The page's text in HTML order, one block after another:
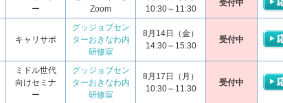
ー
Zoom
10:30～11:30
受付中
キャリサポ
グッジョブセン
ターおきなわ内
研修室
8月14日（金）
14:30～15:30
受付中
ミドル世代
向けセミナ
ー
グッジョブセン
ターおきなわ内
研修室
8月17日（月）
10:30～11:30
受付中